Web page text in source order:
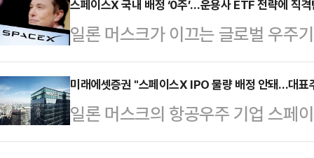
조달하며 미국 역사상 최대 IPO 기
한 160.95달러에 마감했고 기업
준까지 …
출범을 시작으로 본격적인 사고 재
원회는 회사의 안전보건관리체계
시하는 독립기구다. 독립성과 전문
11명과 노동조합이 추천한 직원 2
연세대 화공생명공학과 명예특임
회 회장과 한국연구재단 국책연구
스페이스X 국내 배정 ‘0주’…운용사 ETF 전략에 직격
일론 머스크가 이끄는 글로벌 우주
으로 참여한 미래에셋증권이 물량
이로 인해 국내 자산운용사들이 공
이스X를 편입하려던 계획에 차질
면 미래에셋자산운용과 한국투자
미래에셋증권 "스페이스X IPO 물량 배정 안돼…대표
일론 머스크의 항공우주 기업 스페
에 나선 가운데 인수단으로 참여했